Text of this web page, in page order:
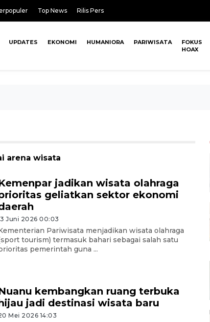
Top News Rilis Pers
UPDATES EKONOMI HUMANIORA PARIWISATA
FOKUS
HOAX
arena wisata
jadikan wisata olahraga
geliatkan sektor ekonomi
Juni 2026 00:03
Pariwisata menjadikan wisata olahraga
tourism) termasuk bahari sebagai salah satu
pemerintah guna ...
kembangkan ruang terbuka
jadi destinasi wisata baru
Mei 2026 14:03